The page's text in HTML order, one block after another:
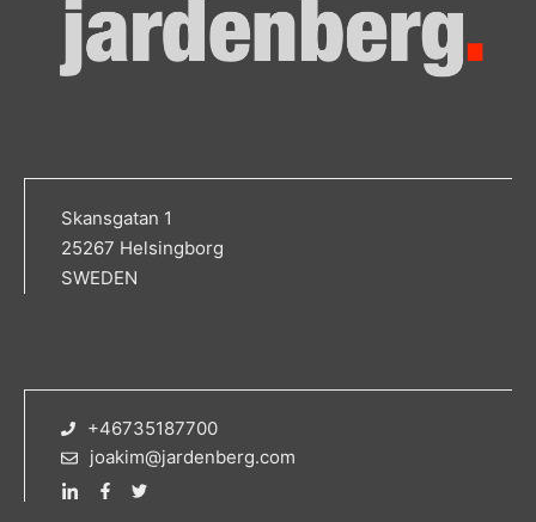
Skansgatan 1
25267 Helsingborg
SWEDEN
+46735187700
joakim@jardenberg.com